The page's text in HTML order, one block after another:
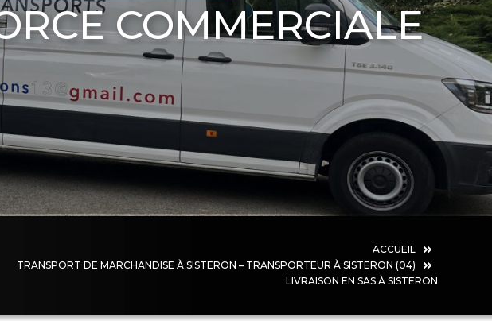
COMMERCIALE
ACCUEIL
TRANSPORT DE MARCHANDISE À SISTERON – TRANSPORTEUR À SISTERON (04)
LIVRAISON EN SAS À SISTERON